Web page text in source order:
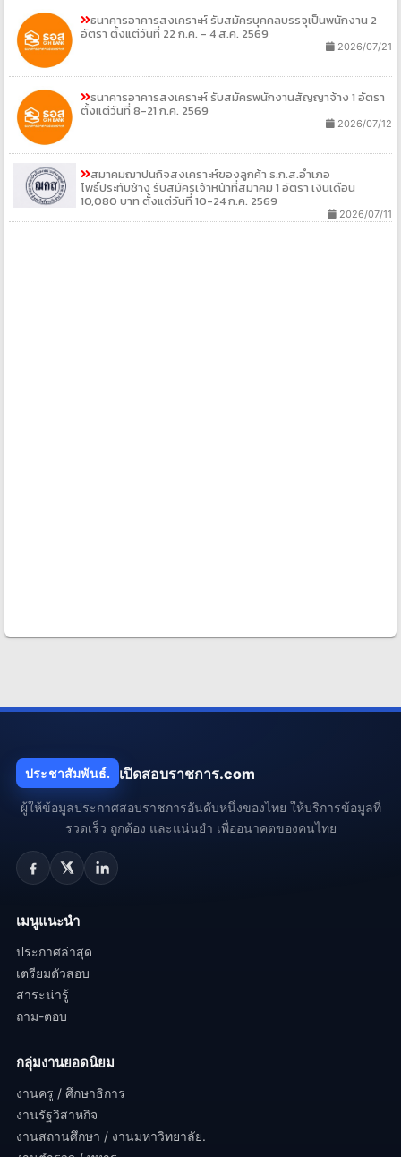
ธนาคารอาคารสงเคราะห์ รับสมัครบุคคลบรรจุเป็นพนักงาน 2
อัตรา ตั้งแต่วันที่ 22 ก.ค. - 4 ส.ค. 2569
2026/07/21
ธนาคารอาคารสงเคราะห์ รับสมัครพนักงานสัญญาจ้าง 1 อัตรา
ตั้งแต่วันที่ 8-21 ก.ค. 2569
2026/07/12
สมาคมฌาปนกิจสงเคราะห์ของลูกค้า ธ.ก.ส.อำเภอ
โพธิ์ประทับช้าง รับสมัครเจ้าหน้าที่สมาคม 1 อัตรา เงินเดือน
10,080 บาท ตั้งแต่วันที่ 10-24 ก.ค. 2569
2026/07/11
ประชาสัมพันธ์. เปิดสอบราชการ.com
ผู้ให้ข้อมูลประกาศสอบราชการอันดับหนึ่งของไทย ให้บริการข้อมูลที่
รวดเร็ว ถูกต้อง และแน่นยำ เพื่ออนาคตของคนไทย
เมนูแนะนำ
ประกาศล่าสุด
เตรียมตัวสอบ
สาระน่ารู้
ถาม-ตอบ
กลุ่มงานยอดนิยม
งานครู / ศึกษาธิการ
งานรัฐวิสาหกิจ
งานสถานศึกษา / งานมหาวิทยาลัย.